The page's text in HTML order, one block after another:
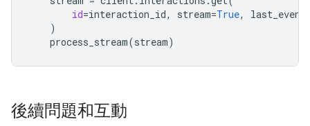
id=interaction_id, stream=True,
)
process_stream(stream)
後續問題和互動